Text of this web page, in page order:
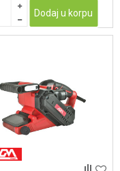
Dodaj u korpu